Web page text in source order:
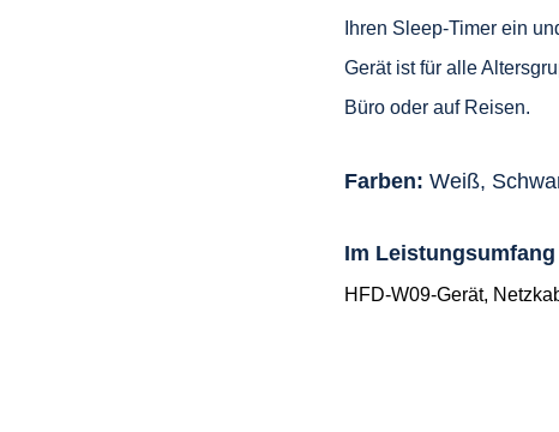
Ihren Sleep-Timer ein
Gerät ist für alle
Büro oder auf Reisen.
Farben: Weiß,
Im
HFD-W09-Gerät,